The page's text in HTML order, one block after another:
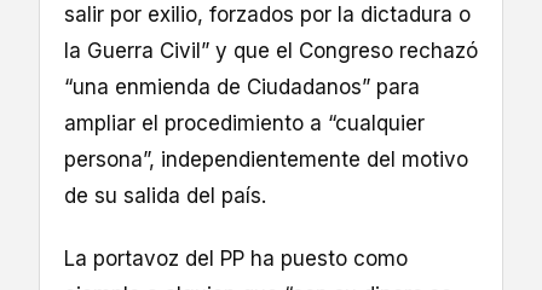
salir por exilio, forzados por la dictadura o
la Guerra Civil” y que el Congreso rechazó
“una enmienda de Ciudadanos” para
ampliar el procedimiento a “cualquier
persona”, independientemente del motivo
de su salida del país.
La portavoz del PP ha puesto como